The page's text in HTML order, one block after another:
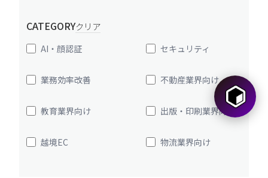
CATEGORYクリア
AI・顔認証 セキュリティ
業務効率改善 不動産業界向け
教育業界向け 出版・印刷業界向け
越境EC 物流業界向け